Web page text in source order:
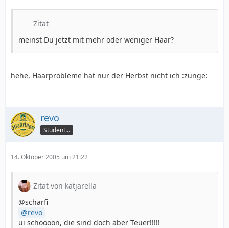
Zitat
meinst Du jetzt mit mehr oder weniger Haar?
hehe, Haarprobleme hat nur der Herbst nicht ich :zunge:
revo
Student...
14. Oktober 2005 um 21:22
Zitat von katjarella
@scharfi
revo
ui schöööön, die sind doch aber Teuer!!!!!